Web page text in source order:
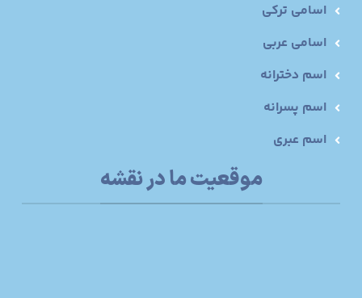
اسامی ترکی
اسامی عربی
اسم دخترانه
اسم پسرانه
اسم عبری
موقعیت ما در نقشه